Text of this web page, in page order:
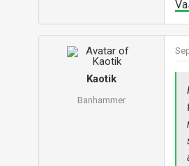
Kaotik
Banhammer